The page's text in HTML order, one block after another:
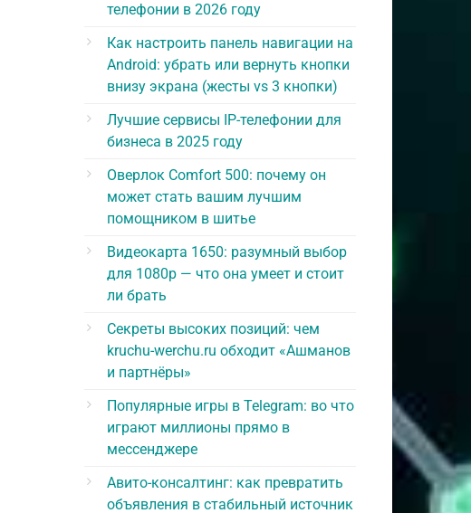
телефонии в 2026 году
Как настроить панель навигации на
Android: убрать или вернуть кнопки
внизу экрана (жесты vs 3 кнопки)
Лучшие сервисы IP-телефонии для
бизнеса в 2025 году
Оверлок Comfort 500: почему он
может стать вашим лучшим
помощником в шитье
Видеокарта 1650: разумный выбор
для 1080p — что она умеет и стоит
ли брать
Секреты высоких позиций: чем
kruchu-werchu.ru обходит «Ашманов
и партнёры»
Популярные игры в Telegram: во что
играют миллионы прямо в
мессенджере
Авито-консалтинг: как превратить
объявления в стабильный источник